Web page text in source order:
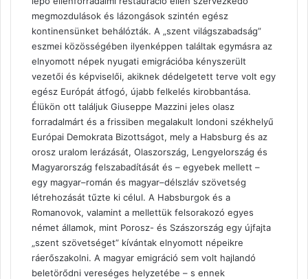
megmozdulások és lázongások szintén egész
kontinensünket behálózták. A „szent világszabadság”
eszmei közösségében ilyenképpen találtak egymásra az
elnyomott népek nyugati emigrációba kényszerült
vezetői és képviselői, akiknek dédelgetett terve volt egy
egész Európát átfogó, újabb felkelés kirobbantása.
Élükön ott találjuk Giuseppe Mazzini jeles olasz
forradalmárt és a frissiben megalakult londoni székhelyű
Európai Demokrata Bizottságot, mely a Habsburg és az
orosz uralom lerázását, Olaszország, Lengyelország és
Magyarország felszabadítását és – egyebek mellett –
egy magyar–román és magyar–délszláv szövetség
létrehozását tűzte ki célul. A Habsburgok és a
Romanovok, valamint a mellettük felsorakozó egyes
német államok, mint Porosz- és Szászország egy újfajta
„szent szövetséget” kívántak elnyomott népeikre
ráerőszakolni. A magyar emigráció sem volt hajlandó
beletörődni vereséges helyzetébe – s ennek